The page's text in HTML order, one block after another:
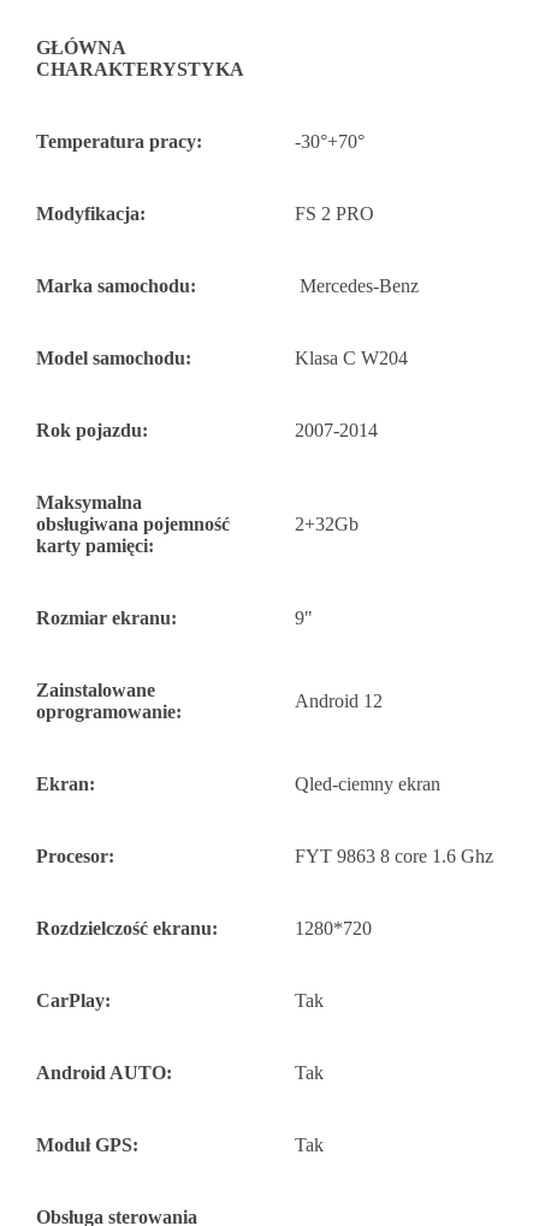
GŁÓWNA
CHARAKTERYSTYKA
Temperatura pracy: -30°+70°
Modyfikacja: FS 2 PRO
Marka samochodu: Mercedes-Benz
Model samochodu: Klasa C W204
Rok pojazdu: 2007-2014
Maksymalna
obsługiwana pojemność
karty pamięci:
2+32Gb
Rozmiar ekranu: 9"
Zainstalowane
oprogramowanie:
Android 12
Ekran: Qled-ciemny ekran
Procesor: FYT 9863 8 core 1.6 Ghz
Rozdzielczość ekranu: 1280*720
CarPlay: Tak
Android AUTO: Tak
Moduł GPS: Tak
Obsługa sterowania